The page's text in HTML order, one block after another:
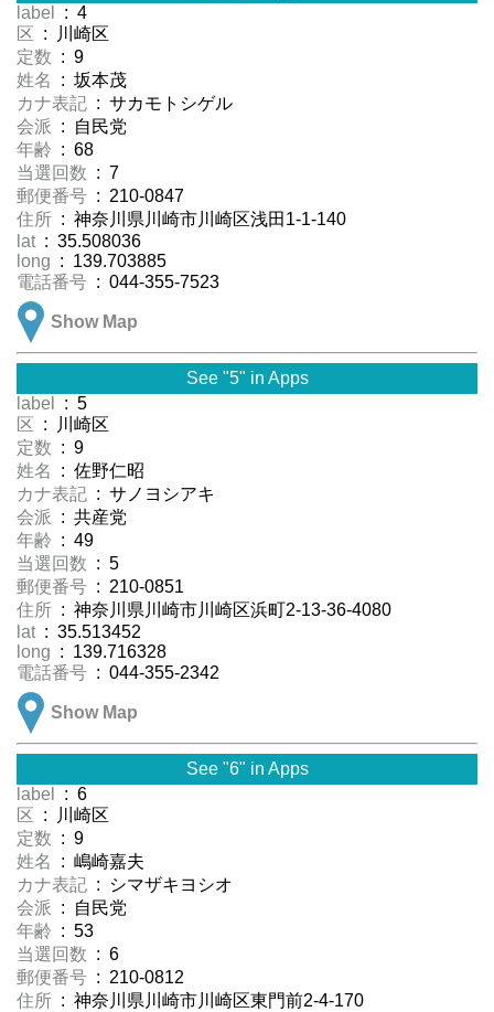
label
: 4
区 : 川崎区
定数 : 9
姓名
: 坂本茂
カナ表記 : サカモトシゲル
会派 : 自民党
年齢 : 68
当選回数 : 7
郵便番号 : 210-0847
住所 : 神奈川県川崎市川崎区浅田1-1-140
lat : 35.508036
long : 139.703885
電話番号 : 044-355-7523
Show Map
See "5" in Apps
label
: 5
区 : 川崎区
定数 : 9
姓名
: 佐野仁昭
カナ表記 : サノヨシアキ
会派 : 共産党
年齢 : 49
当選回数 : 5
郵便番号 : 210-0851
住所 : 神奈川県川崎市川崎区浜町2-13-36-4080
lat : 35.513452
long : 139.716328
電話番号 : 044-355-2342
Show Map
See "6" in Apps
label
: 6
区 : 川崎区
定数 : 9
姓名
: 嶋崎嘉夫
カナ表記 : シマザキヨシオ
会派 : 自民党
年齢 : 53
当選回数 : 6
郵便番号 : 210-0812
住所 : 神奈川県川崎市川崎区東門前2-4-170